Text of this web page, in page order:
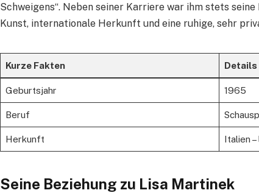
Schweigens“. Neben seiner Karriere war ihm stets
Kunst, internationale Herkunft und eine ruhige, sehr
Kurze Fakten Details
Geburtsjahr 1965
Beruf
Herkunft Italien
Seine Beziehung zu Lisa Martinek